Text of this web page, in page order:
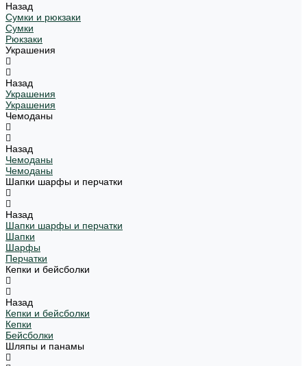
Назад
Сумки и рюкзаки
Сумки
Рюкзаки
Украшения
Назад
Украшения
Украшения
Чемоданы
Назад
Чемоданы
Чемоданы
Шапки шарфы и перчатки
Назад
Шапки шарфы и перчатки
Шапки
Шарфы
Перчатки
Кепки и бейсболки
Назад
Кепки и бейсболки
Кепки
Бейсболки
Шляпы и панамы